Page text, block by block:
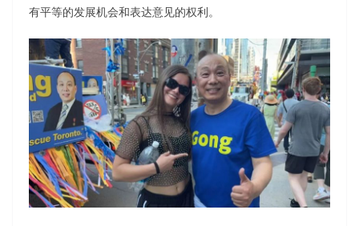
有平等的发展机会和表达意见的权利。